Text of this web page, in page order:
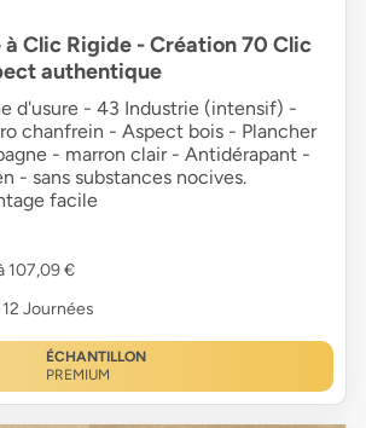
Clic Rigide - Création 70 Clic
authentique
d'usure - 43 Industrie (intensif) -
chanfrein - Aspect bois - Plancher
- marron clair - Antidérapant -
- sans substances nocives.
facile
107,09 €
12 Journées
ÉCHANTILLON
PREMIUM